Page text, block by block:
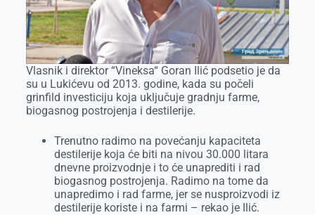
Vlasnik i direktor “Vineksa“ Goran Ilić podsetio je da
su u Lukićevu od 2013. godine, kada su počeli
grinfild investiciju koja uključuje gradnju farme,
biogasnog postrojenja i destilerije.
Trenutno radimo na povećanju kapaciteta
destilerije koja će biti na nivou 30.000 litara
dnevne proizvodnje i to će unaprediti i rad
biogasnog postrojenja. Radimo na tome da
unapredimo i rad farme, jer se nusproizvodi iz
destilerije koriste i na farmi – rekao je Ilić.